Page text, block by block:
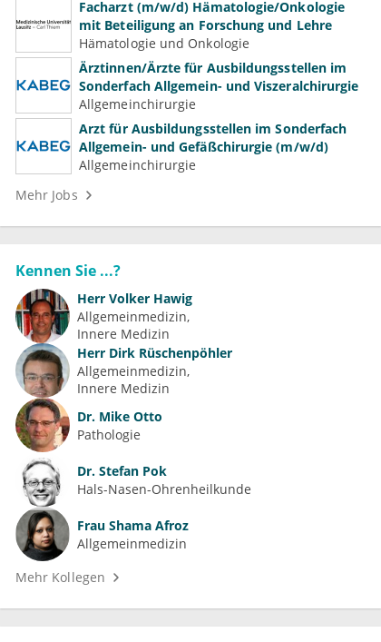
Facharzt (m/w/d) Hämatologie/Onkologie
mit Beteiligung an Forschung und Lehre
Hämatologie und Onkologie
Ärztinnen/Ärzte für Ausbildungsstellen im
Sonderfach Allgemein- und Viszeralchirurgie
Allgemeinchirurgie
Arzt für Ausbildungsstellen im Sonderfach
Allgemein- und Gefäßchirurgie (m/w/d)
Allgemeinchirurgie
Mehr Jobs
Kennen Sie ...?
Herr Volker Hawig
Allgemeinmedizin
Innere Medizin
Herr Dirk Rüschenpöhler
Allgemeinmedizin
Innere Medizin
Dr. Mike Otto
Pathologie
Dr. Stefan Pok
Hals-Nasen-Ohrenheilkunde
Frau Shama Afroz
Allgemeinmedizin
Mehr Kollegen